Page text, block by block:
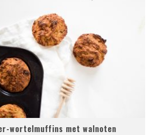
wortelmuffins met walnoten